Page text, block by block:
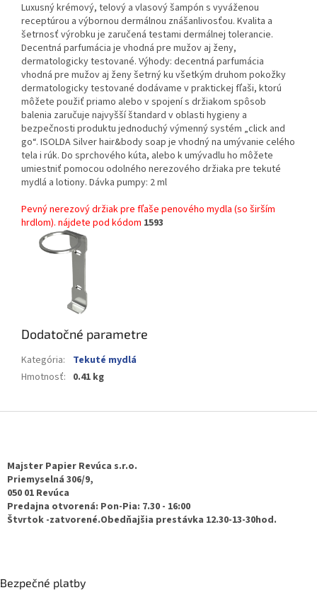
Luxusný krémový, telový a vlasový šampón s vyváženou
receptúrou a výbornou dermálnou znášanlivosťou. Kvalita a
šetrnosť výrobku je zaručená testami dermálnej tolerancie.
Decentná parfumácia je vhodná pre mužov aj ženy,
dermatologicky testované. Výhody: decentná parfumácia
vhodná pre mužov aj ženy šetrný ku všetkým druhom pokožky
dermatologicky testované dodávame v praktickej fľaši, ktorú
môžete použiť priamo alebo v spojení s držiakom spôsob
balenia zaručuje najvyšší štandard v oblasti hygieny a
bezpečnosti produktu jednoduchý výmenný systém „click and
go“. ISOLDA Silver hair&body soap je vhodný na umývanie celého
tela i rúk. Do sprchového kúta, alebo k umývadlu ho môžete
umiestniť pomocou odolného nerezového držiaka pre tekuté
mydlá a lotiony. Dávka pumpy: 2 ml
Pevný nerezový držiak pre fľaše penového mydla (so širším
hrdlom). nájdete pod kódom 1593
Dodatočné parametre
Kategória:
Tekuté mydlá
Hmotnosť: 0.41 kg
Majster Papier Revúca s.r.o.
Priemyselná 306/9,
050 01 Revúca
Predajna otvorená: Pon-Pia: 7.30 - 16:00
Štvrtok -zatvorené.Obedňajšia prestávka 12.30-13-30hod.
Bezpečné platby